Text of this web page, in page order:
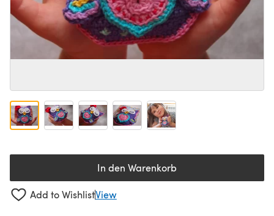
In den Warenkorb
Add to WishlistView